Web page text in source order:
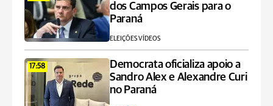
dos Campos Gerais para o
Paraná
ELEIÇÕES VÍDEOS
17:58
Democrata oficializa apoio a
Sandro Alex e Alexandre Curi
no Paraná